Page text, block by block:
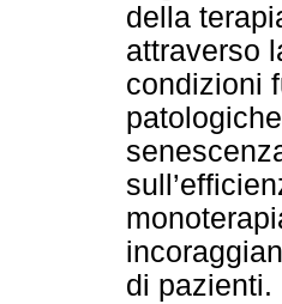
della
attraverso
condizioni
di pazienti.